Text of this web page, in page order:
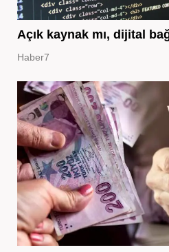
Açık kaynak mı, dijital
Haber7